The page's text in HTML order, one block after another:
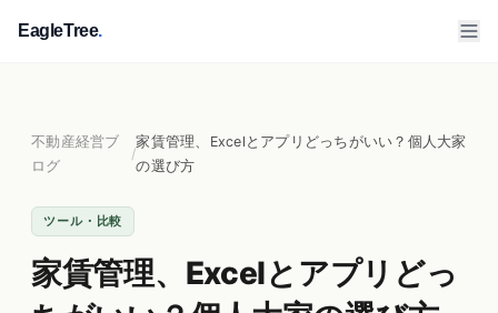
EagleTree.
不動産経営ブ
ログ
/
家賃管理、Excelとアプリどっちがいい？個人大家
の選び方
ツール・比較
家賃管理、Excelとアプリどっ